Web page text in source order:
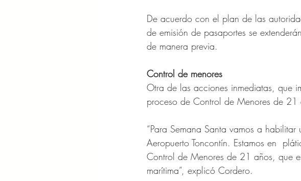
De acuerdo con el plan de las
de emisión de pasaportes se
de manera previa.
Control de menores
Otra de las acciones inmediatas, que
proceso de Control de Menores de 21
“Para Semana Santa vamos a
Aeropuerto Toncontín. Estamos en
Control de Menores de 21 años, que
marítima”, explicó Cordero.